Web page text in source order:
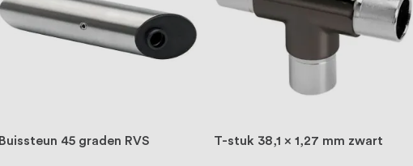
Buissteun 45 graden RVS T-stuk 38,1 x 1,27 mm zwart